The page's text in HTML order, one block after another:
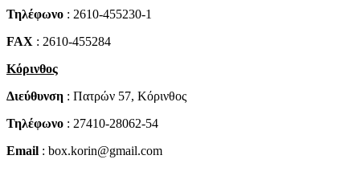
Τηλέφωνο : 2610-455230-1
FAX : 2610-455284
Κόρινθος
Διεύθυνση : Πατρών 57, Κόρινθος
Τηλέφωνο : 27410-28062-54
Email : box.korin@gmail.com